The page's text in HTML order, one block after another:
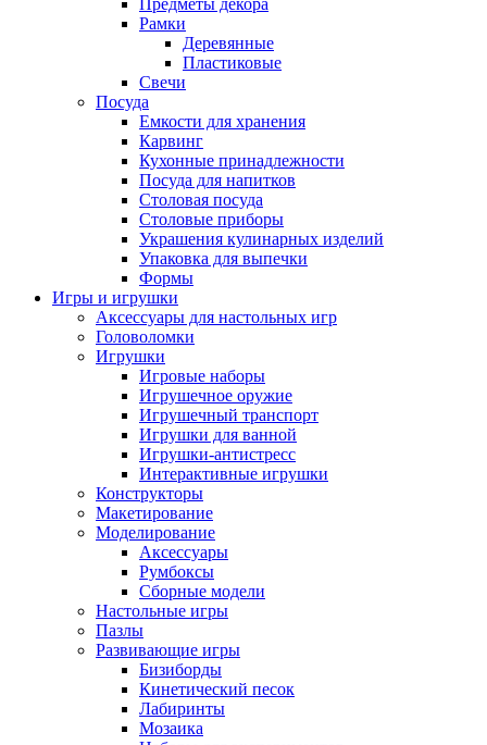
Предметы декора
Рамки
Деревянные
Пластиковые
Свечи
Посуда
Емкости для хранения
Карвинг
Кухонные принадлежности
Посуда для напитков
Столовая посуда
Столовые приборы
Украшения кулинарных изделий
Упаковка для выпечки
Формы
Игры и игрушки
Аксессуары для настольных игр
Головоломки
Игрушки
Игровые наборы
Игрушечное оружие
Игрушечный транспорт
Игрушки для ванной
Игрушки-антистресс
Интерактивные игрушки
Конструкторы
Макетирование
Моделирование
Аксессуары
Румбоксы
Сборные модели
Настольные игры
Пазлы
Развивающие игры
Бизиборды
Кинетический песок
Лабиринты
Мозаика